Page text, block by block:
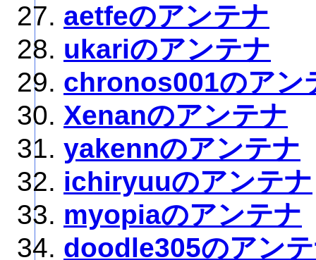
aetfeのアンテナ
ukariのアンテナ
chronos001のアン
Xenanのアンテナ
yakennのアンテナ
ichiryuuのアンテナ
myopiaのアンテナ
doodle305のアン